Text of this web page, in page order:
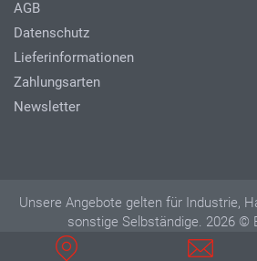
AGB
Datenschutz
Lieferinformationen
Zahlungsarten
Newsletter
Unsere Angebote gelten für Industrie,
sonstige Selbständige. 2026 ©
Betriebseinrichter